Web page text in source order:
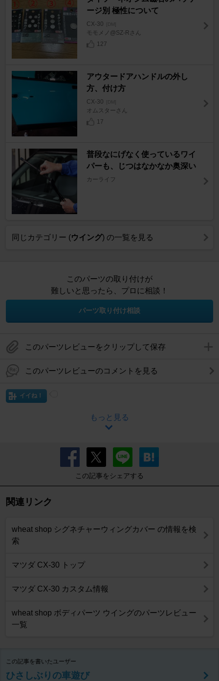
ージ別 極性について
CX-30 [DM]
モモメノ@SZ-Rさん
127
アウタードアハンドルの外し
方、付け方
CX-30 [DM]
オムスターさん
17
普段なにげなく使っているワイ
パーも、じつはなかなか奥深い
カーライフ
同じカテゴリー (ウイング) の一覧を見る
このパーツの取り付けが
難しいと思ったら、プロに相談！
パーツ取り付け相談
このパーツレビューをクリップして保存
このパーツレビューのコメントを見る
イイね！
もっと見る
この記事をシェアする
関連リンク
wheat shop シグネチャーウィングカバー の情報を検
索
マツダ CX-30 トップ
マツダ CX-30 カスタム情報
wheat shop ボディパーツ ウイングのパーツレビュー
一覧
この記事を書いたユーザー
ひさしぶりの車遊び